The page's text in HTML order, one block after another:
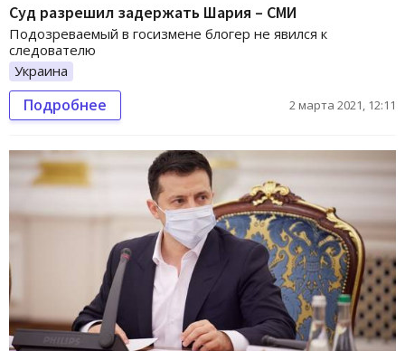
Суд разрешил задержать Шария – СМИ
Подозреваемый в госизмене блогер не явился к
следователю
Украина
Подробнее 2 марта 2021, 12:11